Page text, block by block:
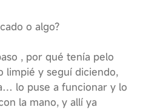
o algo?
, por qué tenía pelo
limpié y seguí diciendo,
lo puse a funcionar y lo
la mano, y allí ya